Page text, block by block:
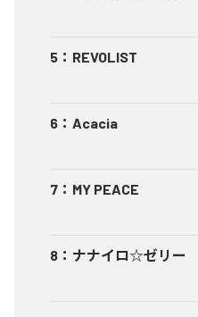
5 ： REVOLIST
6 ： Acacia
7 ： MY PEACE
8 ： ナナイロ☆ゼリー